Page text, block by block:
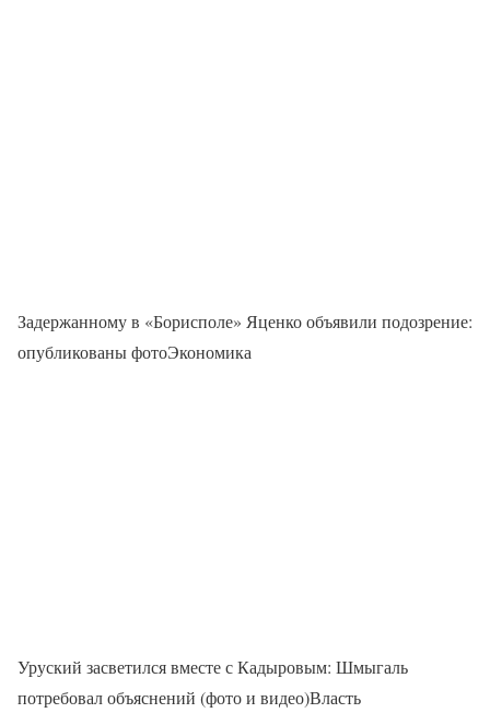
Задержанному в «Борисполе» Яценко объявили подозрение:
опубликованы фотоЭкономика
Уруский засветился вместе с Кадыровым: Шмыгаль
потребовал объяснений (фото и видео)Власть